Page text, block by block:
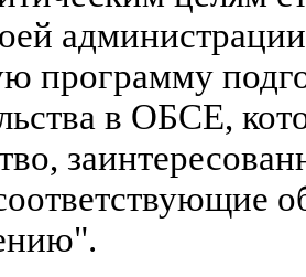
программу
в ОБСЕ,